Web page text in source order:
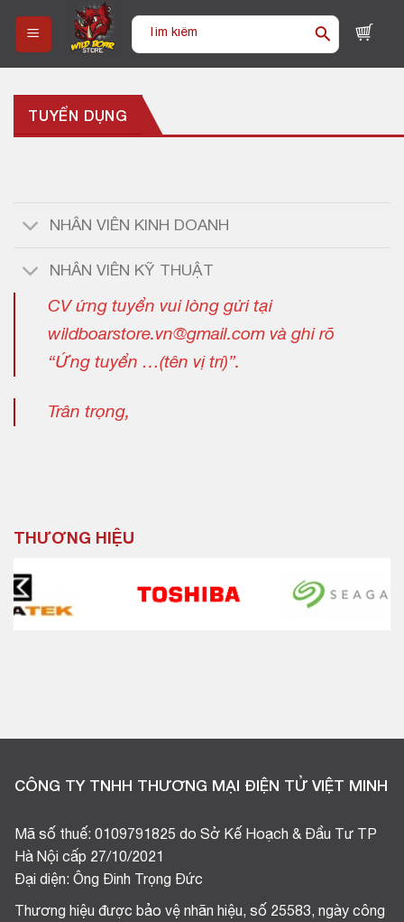
content
Tìm
TUYỂN DỤNG
NHÂN VIÊN KINH DOANH
NHÂN VIÊN KỸ THUẬT
CV ứng tuyển vui lòng gửi tại
wildboarstore.vn@gmail.com và ghi rõ
“Ứng tuyển …(tên vị trí)”.
Trân trọng,
THƯƠNG HIỆU
CÔNG TY TNHH THƯƠNG MẠI ĐIỆN TỬ VIỆT MINH
Mã số thuế: 0109791825 do Sở Kế Hoạch & Đầu Tư TP
Hà Nội cấp 27/10/2021
Đại diện: Ông Đinh Trọng Đức
Thương hiệu được bảo vệ nhãn hiệu, số 25583, ngày công